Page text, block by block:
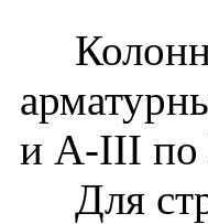
и A-III по
Для